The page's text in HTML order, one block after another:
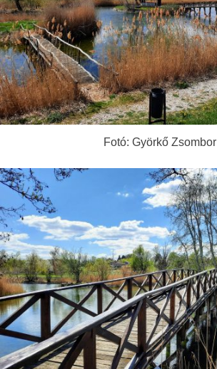
Fotó: Györkő Zsombor